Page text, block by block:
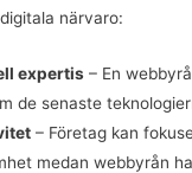
närvaro:
expertis – En
de senaste
– Företag kan
medan webbyrån